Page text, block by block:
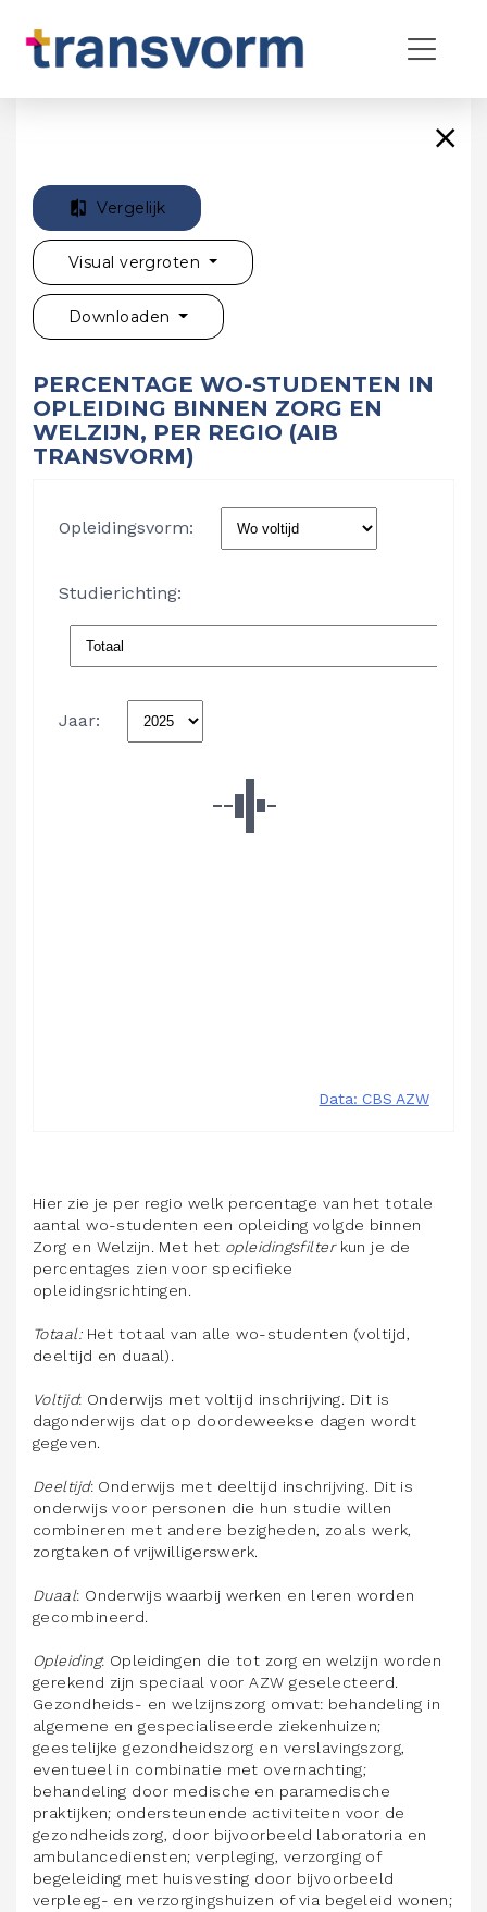
Vergelijk
Visual vergroten
Downloaden
PERCENTAGE WO-STUDENTEN IN
OPLEIDING BINNEN ZORG EN
WELZIJN, PER REGIO (AIB
TRANSVORM)
Hier zie je per regio welk percentage van het totale
aantal wo-studenten een opleiding volgde binnen
Zorg en Welzijn. Met het opleidingsfilter kun je de
percentages zien voor specifieke
opleidingsrichtingen.
Totaal:Het totaal van alle wo-studenten (voltijd,
deeltijd en duaal).
Voltijd: Onderwijs met voltijd inschrijving. Dit is
dagonderwijs dat op doordeweekse dagen wordt
gegeven.
Deeltijd: Onderwijs met deeltijd inschrijving. Dit is
onderwijs voor personen die hun studie willen
combineren met andere bezigheden, zoals werk,
zorgtaken of vrijwilligerswerk.
Duaal: Onderwijs waarbij werken en leren worden
gecombineerd.
Opleiding: Opleidingen die tot zorg en welzijn worden
gerekend zijn speciaal voor AZW geselecteerd.
Gezondheids- en welzijnszorg omvat: behandeling in
algemene en gespecialiseerde ziekenhuizen;
geestelijke gezondheidszorg en verslavingszorg,
eventueel in combinatie met overnachting;
behandeling door medische en paramedische
praktijken; ondersteunende activiteiten voor de
gezondheidszorg, door bijvoorbeeld laboratoria en
ambulancediensten; verpleging, verzorging of
begeleiding met huisvesting door bijvoorbeeld
verpleeg- en verzorgingshuizen of via begeleid wonen;